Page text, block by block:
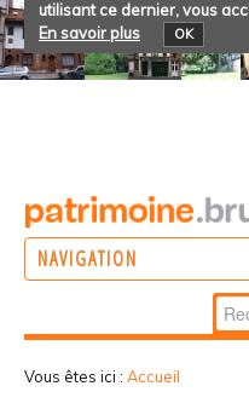
utilisant ce dernier, vous
En savoir plus
OK
NAVIGATION
Vous êtes ici : Accueil